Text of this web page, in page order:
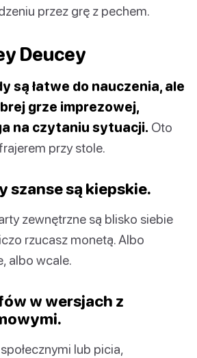
przez grę z pechem.
Deucey
są łatwe do nauczenia, ale
grze imprezowej,
na czytaniu sytuacji. Oto
przy stole.
szanse są kiepskie.
zewnętrzne są blisko siebie
rzucasz monetą. Albo
albo wcale.
w wersjach z
lub picia,